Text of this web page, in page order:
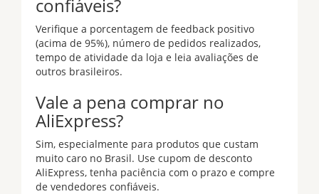
confiáveis?
Verifique a porcentagem de feedback positivo
(acima de 95%), número de pedidos realizados,
tempo de atividade da loja e leia avaliações de
outros brasileiros.
Vale a pena comprar no
AliExpress?
Sim, especialmente para produtos que custam
muito caro no Brasil. Use cupom de desconto
AliExpress, tenha paciência com o prazo e compre
de vendedores confiáveis.